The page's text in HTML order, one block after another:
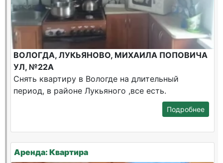
ВОЛОГДА, ЛУКЬЯНОВО, МИХАИЛА ПОПОВИЧА
УЛ, №22А
Снять квартиру в Вологде на длительный
период, в районе Лукьяного ,все есть.
Подробнее
Аренда: Квартира